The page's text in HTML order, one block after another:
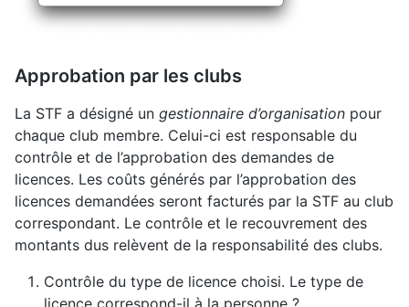
Approbation par les clubs
La STF a désigné un gestionnaire d’organisation pour
chaque club membre. Celui-ci est responsable du
contrôle et de l’approbation des demandes de
licences. Les coûts générés par l’approbation des
licences demandées seront facturés par la STF au club
correspondant. Le contrôle et le recouvrement des
montants dus relèvent de la responsabilité des clubs.
Contrôle du type de licence choisi. Le type de
licence correspond-il à la personne ?